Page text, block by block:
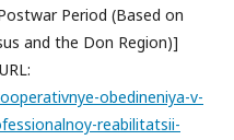
Period (Based on
and the Don Region)]
obedineniya-v-
reabilitatsii-